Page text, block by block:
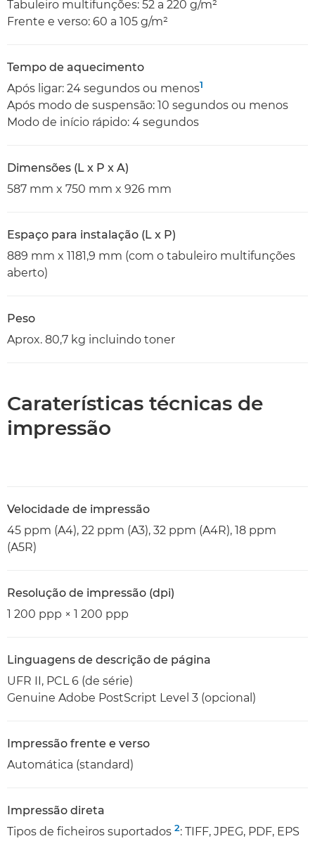
Tabuleiro multifunções: 52 a 220 g/m²
Frente e verso: 60 a 105 g/m²
Tempo de aquecimento
Após ligar: 24 segundos ou menos1
Após modo de suspensão: 10 segundos ou menos
Modo de início rápido: 4 segundos
Dimensões (L x P x A)
587 mm x 750 mm x 926 mm
Espaço para instalação (L x P)
889 mm x 1181,9 mm (com o tabuleiro multifunções
aberto)
Peso
Aprox. 80,7 kg incluindo toner
Caraterísticas técnicas de
impressão
Velocidade de impressão
45 ppm (A4), 22 ppm (A3), 32 ppm (A4R), 18 ppm
(A5R)
Resolução de impressão (dpi)
1 200 ppp × 1 200 ppp
Linguagens de descrição de página
UFR II, PCL 6 (de série)
Genuine Adobe PostScript Level 3 (opcional)
Impressão frente e verso
Automática (standard)
Impressão direta
Tipos de ficheiros suportados 2: TIFF, JPEG, PDF, EPS